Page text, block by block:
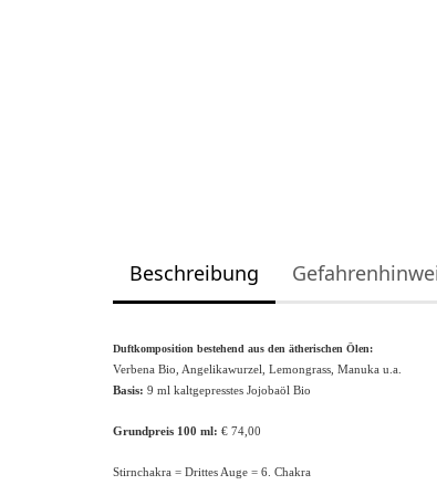
Beschreibung
Duftkomposition bestehend aus den ätherischen Ölen:
Verbena Bio, Angelikawurzel, Lemongrass, Manuka u.a.
Basis: 9 ml kaltgepresstes Jojobaöl Bio
Grundpreis 100 ml: € 74,00
Stirnchakra = Drittes Auge = 6. Chakra